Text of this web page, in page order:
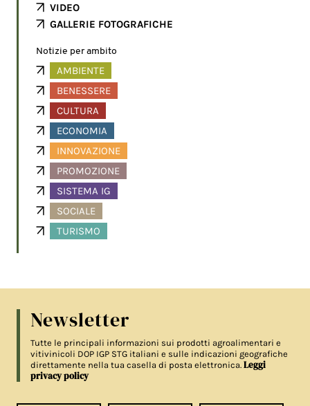
VIDEO
GALLERIE FOTOGRAFICHE
Notizie per ambito
AMBIENTE
BENESSERE
CULTURA
ECONOMIA
INNOVAZIONE
PROMOZIONE
SISTEMA IG
SOCIALE
TURISMO
Newsletter
Tutte le principali informazioni sui prodotti agroalimentari e
vitivinicoli DOP IGP STG italiani e sulle indicazioni geografiche
direttamente nella tua casella di posta elettronica.Leggi
privacy policy